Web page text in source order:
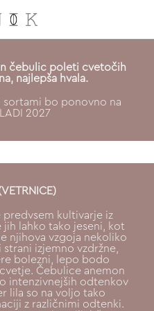
VAŠA KOŠARICA JE
čebulic poleti cvetočih
najlepša hvala.
sortami bo ponovno na
2027
kultivarje iz
jih lahko tako jeseni, kot
njihova vzgoja nekoliko
izjemno vzdržne,
bolezni, lepo bodo
Čebulice anemon
intenzivnejših odtenkov
lila so na voljo tako
z različnimi odtenki.